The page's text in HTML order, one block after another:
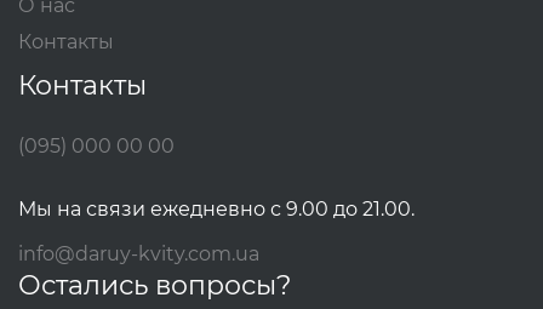
О нас
Контакты
Контакты
(095) 000 00 00
Мы на связи ежедневно с 9.00 до 21.00.
info@daruy-kvity.com.ua
Остались вопросы?